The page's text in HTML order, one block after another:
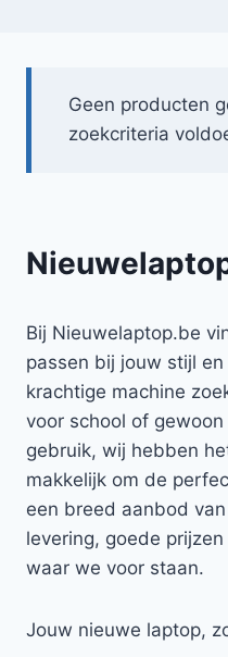
Geen producten
zoekcriteria
Bij Nieuwelaptop.be
passen bij jouw stijl
krachtige machine
voor school of
gebruik, wij hebben
makkelijk om de
een breed aanbod
levering, goede
waar we voor staan.
Jouw nieuwe laptop,